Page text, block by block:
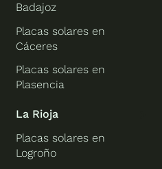
Badajoz
Placas solares en
Cáceres
Placas solares en
Plasencia
La Rioja
Placas solares en
Logroño